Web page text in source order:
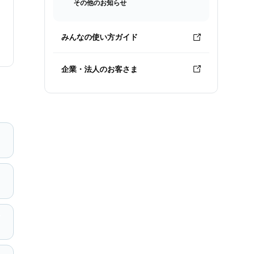
その他のお知らせ
みんなの使い方ガイド
企業・法人のお客さま